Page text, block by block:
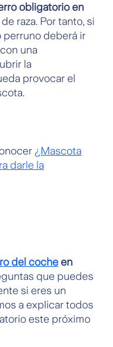
obligatorio en
raza. Por tanto, si
perruno deberá ir
una
la
provocar el
¿Mascota
darle la
del coche en
que puedes
si eres un
a explicar todos
este próximo